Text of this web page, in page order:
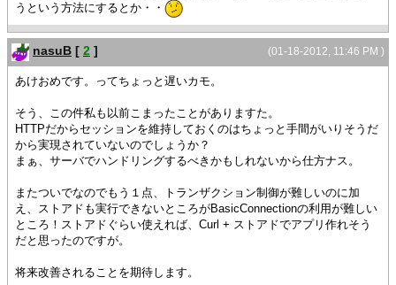
うという方法にするとか・・
(01-18-2012, 11:46 PM )
nasuB [ 2 ]
あけおめです。ってちょっと遅いカモ。
そう、この件私も以前こまったことがありますた。
HTTPだからセッションを維持しておくのはちょっと手間がいりそうだ
から実現されていないのでしょうか？
まぁ、サーバでハンドリングするべきかもしれないから仕方ナス。
またついでなのでもう１点、トランザクション制御が難しいのに加
え、ストアドも実行できないところがBasicConnectionの利用が難しい
ところ！ストアドぐらい使えれば、Curl + ストアドでアプリ作れそう
だと思ったのですが。
将来改善されることを期待します。